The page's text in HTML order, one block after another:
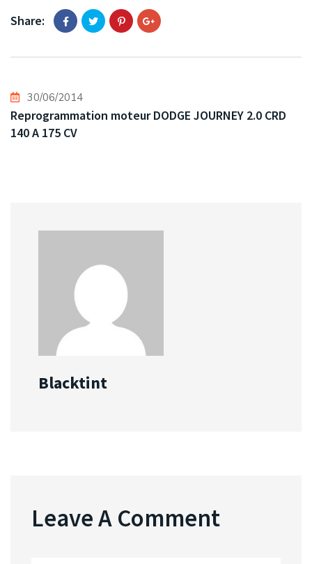
Share:
30/06/2014
Reprogrammation moteur DODGE JOURNEY 2.0 CRD
140 A 175 CV
Blacktint
Leave A Comment